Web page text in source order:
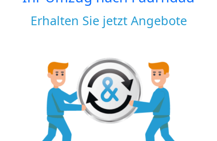
Erhalten Sie jetzt Angebote